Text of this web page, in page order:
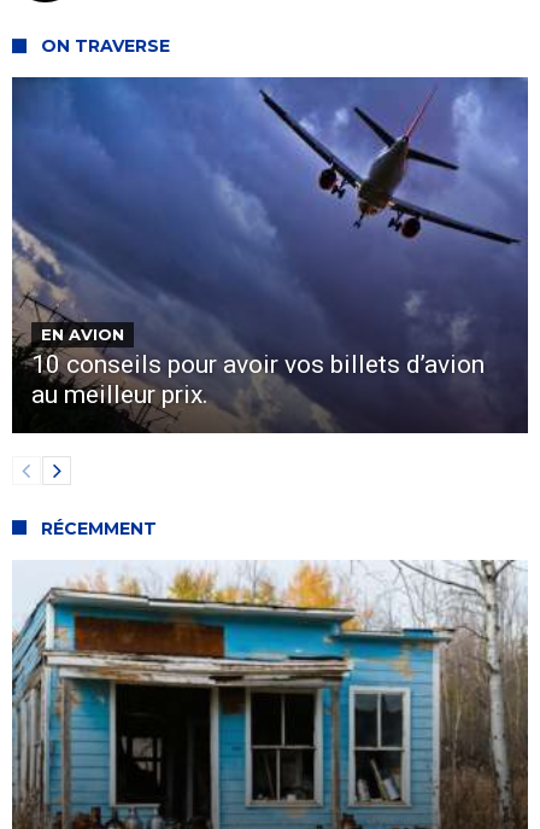
ON TRAVERSE
EN AVION
10 conseils pour avoir vos billets d’avion
au meilleur prix.
RÉCEMMENT